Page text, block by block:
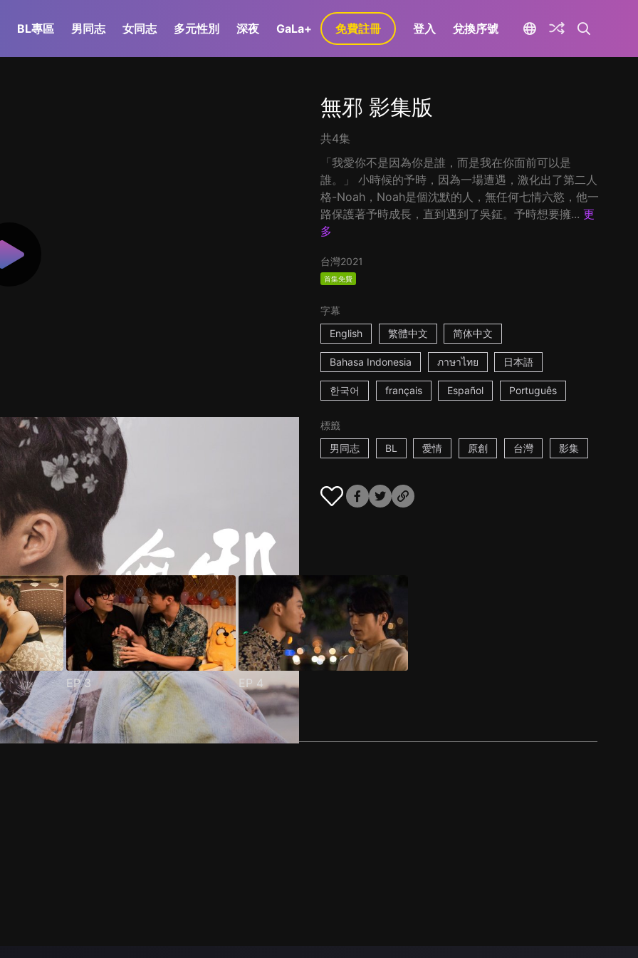
BL專區 男同志 女同志 多元性別 深夜 GaLa+ 免費註冊 登入 兌換序號
無邪 影集版
共4集
「我愛你不是因為你是誰，而是我在你面前可以是
誰。」 小時候的予時，因為一場遭遇，激化出了第二人
格-Noah，Noah是個沈默的人，無任何七情六慾，他一
路保護著予時成長，直到遇到了吳鉦。予時想要擁... 更
多
台灣2021
首集免費
字幕
English
繁體中文 简体中文
Bahasa Indonesia ภาษาไทย 日本語
한국어 français Español Português
標籤
男同志
BL 愛情 原創 台灣 影集
EP3 EP 4